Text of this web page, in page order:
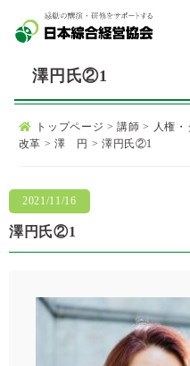
澤円氏②1
トップページ >講師 > 人権
改革 > 澤 円 > 澤円氏②1
澤円氏②1
2021/11/16